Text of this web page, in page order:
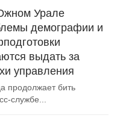
Урале
демографии и
выдать за
управления
продолжает бить
службе...